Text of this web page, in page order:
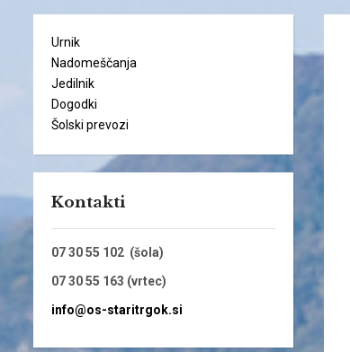
Urnik
Nadomeščanja
Jedilnik
Dogodki
Šolski prevozi
Kontakti
07 30 55 102 (šola)
07 30 55 163 (vrtec)
info@os-staritrgok.si